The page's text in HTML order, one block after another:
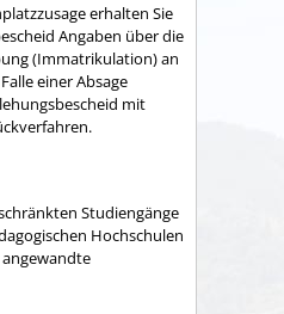
erhalten Sie
Angaben über die
(Immatrikulation) an
einer Absage
mit
Studiengänge
Hochschulen